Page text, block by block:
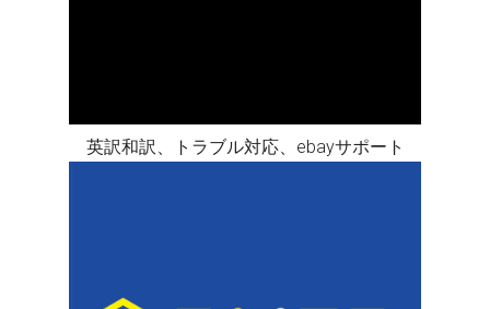
英訳和訳、トラブル対応、ebayサポート